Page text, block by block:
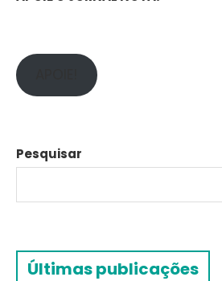
Pesquisar
Últimas publicações